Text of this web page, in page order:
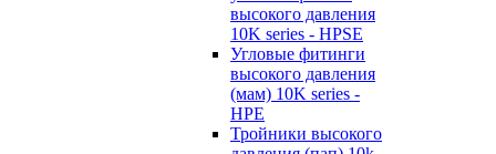
высокого давления
10K series - HPSE
Угловые фитинги
высокого давления
(мам) 10K series -
HPE
Тройники высокого